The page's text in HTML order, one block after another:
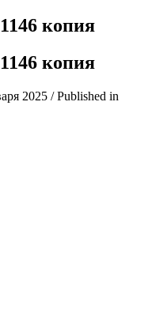
копия
копия
2025 /Published in